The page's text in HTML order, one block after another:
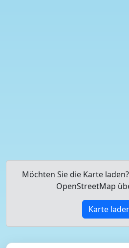
Möchten Sie die Karte
OpenStreetMap
Karte